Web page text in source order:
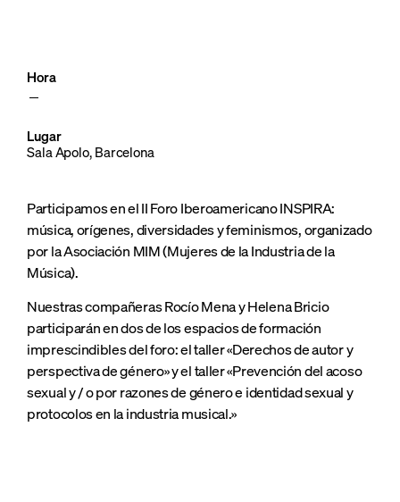
Hora
Lugar
Sala Apolo, Barcelona
Participamos en el II Foro Iberoamericano INSPIRA:
música, orígenes, diversidades y feminismos, organizado
por la Asociación MIM (Mujeres de la Industria de la
Música).
Nuestras compañeras Rocío Mena y Helena Bricio
participarán en dos de los espacios de formación
imprescindibles del foro: el taller «Derechos de autor y
perspectiva de género» y el taller «Prevención del acoso
sexual y / o por razones de género e identidad sexual y
protocolos en la industria musical.»